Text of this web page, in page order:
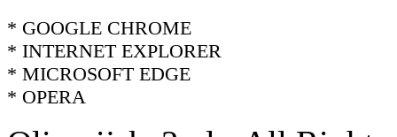
* GOOGLE CHROME
* INTERNET EXPLORER
* MICROSOFT EDGE
* OPERA